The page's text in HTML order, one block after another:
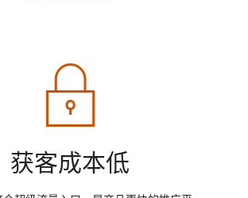
获客成本低